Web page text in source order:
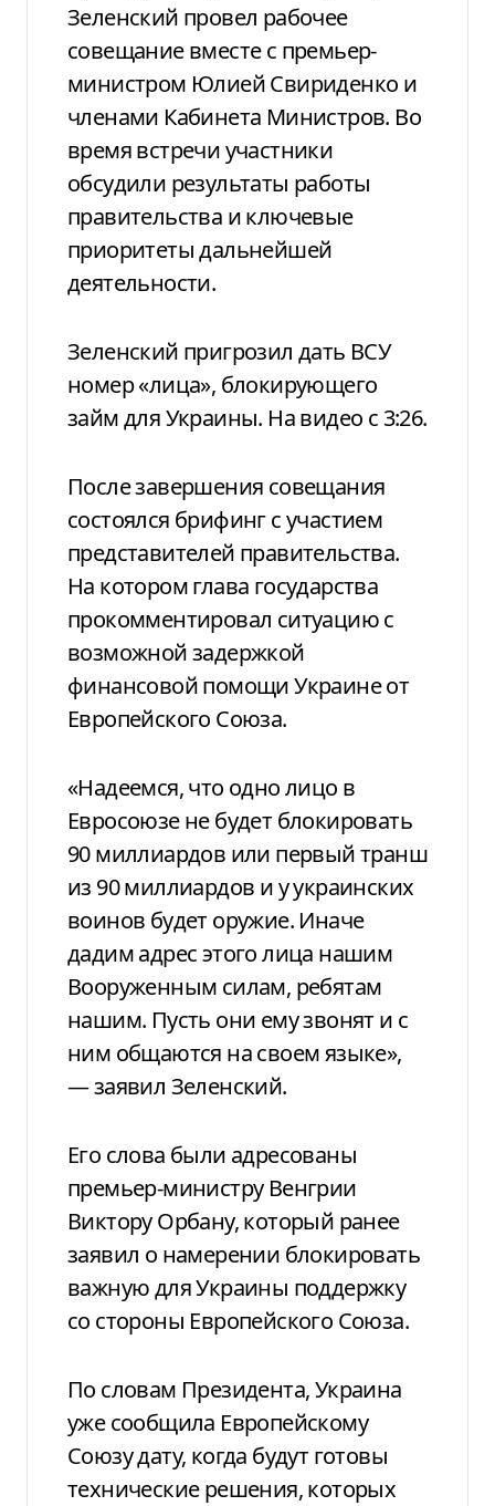
Зеленский провел рабочее
совещание вместе с премьер-
министром Юлией Свириденко и
членами Кабинета Министров. Во
время встречи участники
обсудили результаты работы
правительства и ключевые
приоритеты дальнейшей
деятельности.
Зеленский пригрозил дать ВСУ
номер «лица», блокирующего
займ для Украины. На видео с 3:26.
После завершения совещания
состоялся брифинг с участием
представителей правительства.
На котором глава государства
прокомментировал ситуацию с
возможной задержкой
финансовой помощи Украине от
Европейского Союза.
«Надеемся, что одно лицо в
Евросоюзе не будет блокировать
90 миллиардов или первый транш
из 90 миллиардов и у украинских
воинов будет оружие. Иначе
дадим адрес этого лица нашим
Вооруженным силам, ребятам
нашим. Пусть они ему звонят и с
ним общаются на своем языке»,
— заявил Зеленский.
Его слова были адресованы
премьер-министру Венгрии
Виктору Орбану, который ранее
заявил о намерении блокировать
важную для Украины поддержку
со стороны Европейского Союза.
По словам Президента, Украина
уже сообщила Европейскому
Союзу дату, когда будут готовы
технические решения, которых